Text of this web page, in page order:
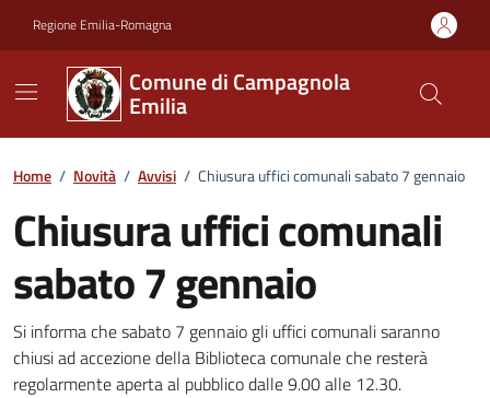
Regione Emilia-Romagna
Comune di Campagnola
Emilia
Home / Novità / Avvisi / Chiusura uffici comunali sabato 7 gennaio
Chiusura uffici comunali
sabato 7 gennaio
Dettagli della notizia
Si informa che sabato 7 gennaio gli uffici comunali saranno
chiusi ad accezione della Biblioteca comunale che resterà
regolarmente aperta al pubblico dalle 9.00 alle 12.30.